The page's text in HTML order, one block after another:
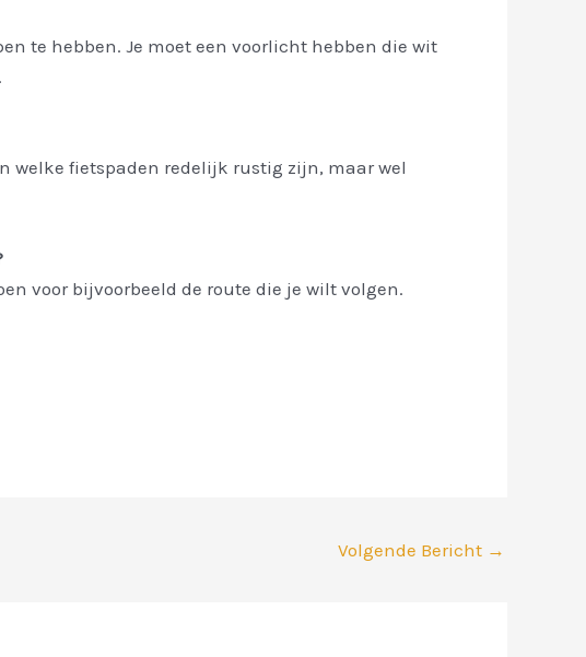
te hebben. Je moet een voorlicht hebben die wit
welke fietspaden redelijk rustig zijn, maar wel
voor bijvoorbeeld de route die je wilt volgen.
Volgende Bericht →